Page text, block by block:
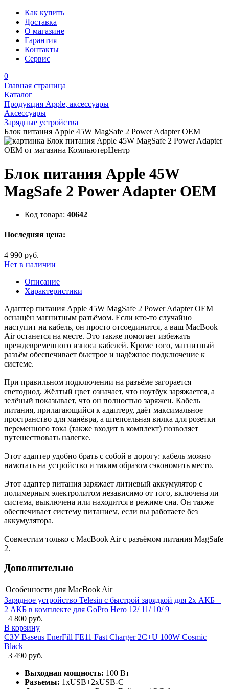
Как купить
Доставка
О магазине
Гарантия
Контакты
Сервис
0
Главная страница
Каталог
Продукция Apple, аксессуары
Аксессуары
Зарядные устройства
Блок питания Apple 45W MagSafe 2 Power Adapter OEM
Блок питания Apple 45W
MagSafe 2 Power Adapter OEM
Код товара: 40642
Последняя цена:
4 990 руб.
Нет в наличии
Описание
Характеристики
Адаптер питания Apple 45W MagSafe 2 Power Adapter OEM
оснащён магнитным разъёмом. Если кто-то случайно
наступит на кабель, он просто отсоединится, а ваш MacBook
Air останется на месте. Это также помогает избежать
преждевременного износа кабелей. Кроме того, магнитный
разъём обеспечивает быстрое и надёжное подключение к
системе.
При правильном подключении на разъёме загорается
светодиод. Жёлтый цвет означает, что ноутбук заряжается, а
зелёный показывает, что он полностью заряжен. Кабель
питания, прилагающийся к адаптеру, даёт максимальное
пространство для манёвра, а штепсельная вилка для розетки
переменного тока (также входит в комплект) позволяет
путешествовать налегке.
Этот адаптер удобно брать с собой в дорогу: кабель можно
намотать на устройство и таким образом сэкономить место.
Этот адаптер питания заряжает литиевый аккумулятор с
полимерным электролитом независимо от того, включена ли
система, выключена или находится в режиме сна. Он также
обеспечивает систему питанием, если вы работаете без
аккумулятора.
Совместим только с MacBook Air с разъёмом питания MagSafe
2.
Дополнительно
Особенности для MacBook Air
Зарядное устройство Telesin с быстрой зарядкой для 2х АКБ +
2 АКБ в комплекте для GoPro Hero 12/ 11/ 10/ 9
4 800 руб.
В корзину
СЗУ Baseus EnerFill FE11 Fast Charger 2C+U 100W Cosmic
Black
3 490 руб.
Выходная мощность: 100 Вт
Разъемы: 1xUSB+2xUSB-C